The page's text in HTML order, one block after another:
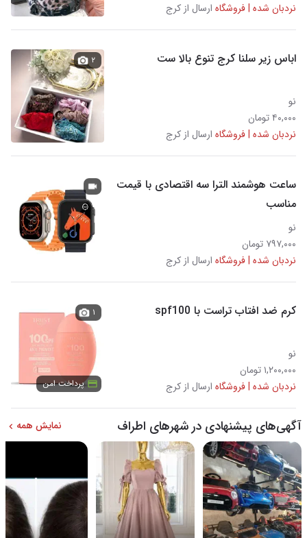
نردبان شده | فروشگاه ارسال از کرج
اباس زیر سلنا کرج تنوع بالا ست
نو
۴۰,۰۰۰ تومان
نردبان شده | فروشگاه ارسال از کرج
۲
ساعت هوشمند الترا سه اقتصادی با قیمت
مناسب
نو
۷۹۷,۰۰۰ تومان
نردبان شده | فروشگاه ارسال از کرج
کرم ضد افتاب تراست با spf100
نو
۱,۲۰۰,۰۰۰ تومان
نردبان شده | فروشگاه ارسال از کرج
۱
پرداخت امن
آگهی‌های پیشنهادی در شهرهای اطراف نمایش همه